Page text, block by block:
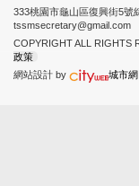
333桃園市龜山區復興街5
COPYRIGHT ALL RIGHTS
政策
網站設計 by
城市網